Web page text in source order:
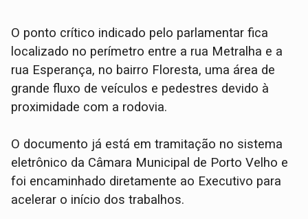
​O ponto crítico indicado pelo parlamentar fica
localizado no perímetro entre a rua Metralha e a
rua Esperança, no bairro Floresta, uma área de
grande fluxo de veículos e pedestres devido à
proximidade com a rodovia.
​O documento já está em tramitação no sistema
eletrônico da Câmara Municipal de Porto Velho e
foi encaminhado diretamente ao Executivo para
acelerar o início dos trabalhos.